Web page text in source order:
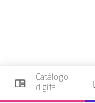
Catálogo
digital